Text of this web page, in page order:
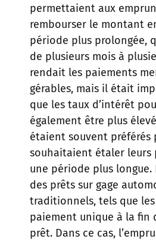
permettaient aux
rembourser le montant
période plus prolongée,
de plusieurs mois à
rendait les paiements
gérables, mais il était
que les taux d’intérêt
également être plus
étaient souvent préférés
souhaitaient étaler leurs
une période plus
des prêts sur gage
traditionnels, tels que
paiement unique à la fin
prêt. Dans ce cas,